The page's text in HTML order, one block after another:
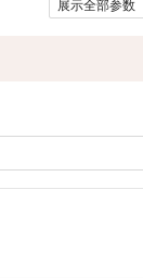
展示全部参数